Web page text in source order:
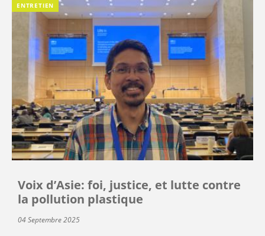
ENTRETIEN
Voix d’Asie: foi, justice, et lutte contre
la pollution plastique
04 Septembre 2025